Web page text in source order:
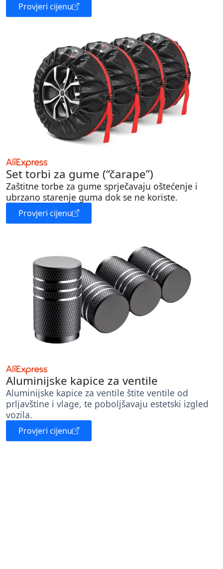
Provjeri cijenu
Set torbi za gume (“čarape”)
Zaštitne torbe za gume sprječavaju oštećenje i
ubrzano starenje guma dok se ne koriste.
Provjeri cijenu
Aluminijske kapice za ventile
Aluminijske kapice za ventile štite ventile od
prljavštine i vlage, te poboljšavaju estetski izgled
vozila.
Provjeri cijenu